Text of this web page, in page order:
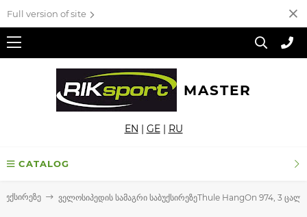
Full version of site
MASTER
EN | GE| RU
CATALOG
ველოსიპედის სამაგრი საბუქსირეზეThule HangOn 974, 3 ცალი